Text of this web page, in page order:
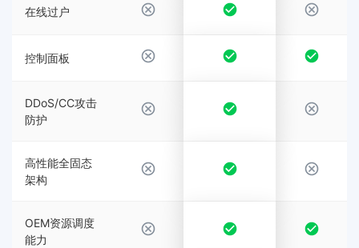
在线过户
控制面板
DDoS/CC攻击
防护
高性能全固态
架构
OEM资源调度
能力